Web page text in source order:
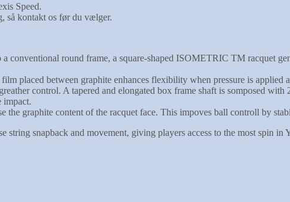
Speed.
så kontakt os før du vælger.
conventional round frame, a square-shaped ISOMETRIC TM racquet
placed between graphite enhances flexibility when pressure is applied
control. A tapered and elongated box frame shaft is somposed
impact.
the graphite content of the racquet face. This impoves ball controll by
snapback and movement, giving players access to the most spin in